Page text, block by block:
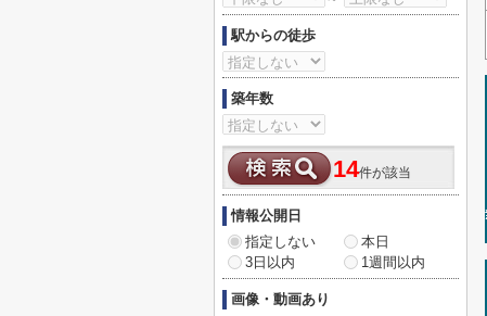
駅からの徒歩
築年数
14件が該当
情報公開日
指定しない
本日
3日以内
1週間以内
画像・動画あり